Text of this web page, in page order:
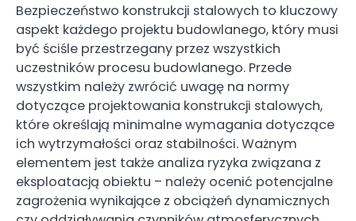
Bezpieczeństwo konstrukcji stalowych to kluczowy
aspekt każdego projektu budowlanego, który musi
być ściśle przestrzegany przez wszystkich
uczestników procesu budowlanego. Przede
wszystkim należy zwrócić uwagę na normy
dotyczące projektowania konstrukcji stalowych,
które określają minimalne wymagania dotyczące
ich wytrzymałości oraz stabilności. Ważnym
elementem jest także analiza ryzyka związana z
eksploatacją obiektu – należy ocenić potencjalne
zagrożenia wynikające z obciążeń dynamicznych